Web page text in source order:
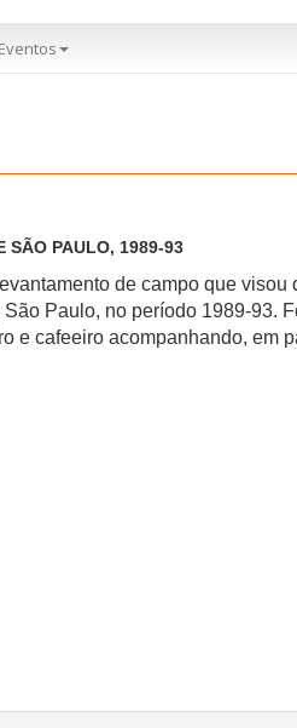
SÃO PAULO, 1989-93
de campo que visou
Paulo, no período 1989-93.
e cafeeiro acompanhando, em